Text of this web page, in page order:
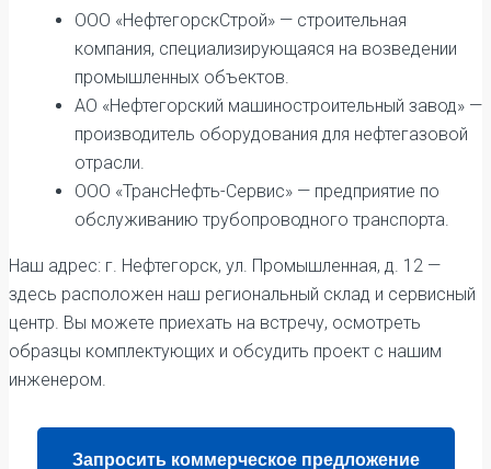
ООО «НефтегорскСтрой» — строительная
компания, специализирующаяся на возведении
промышленных объектов.
АО «Нефтегорский машиностроительный завод» —
производитель оборудования для нефтегазовой
отрасли.
ООО «ТрансНефть-Сервис» — предприятие по
обслуживанию трубопроводного транспорта.
Наш адрес: г. Нефтегорск, ул. Промышленная, д. 12 —
здесь расположен наш региональный склад и сервисный
центр. Вы можете приехать на встречу, осмотреть
образцы комплектующих и обсудить проект с нашим
инженером.
Запросить коммерческое предложение